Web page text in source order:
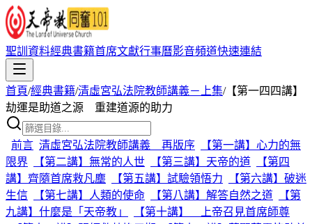
聖訓資料經典書籍首席文獻行事曆影音頻道快速連結
首頁/經典書籍/清虛宮弘法院教師講義－上集/【第一四四講】
劫運是助道之源 重建道源的助力
前言 清虛宮弘法院教師講義 再版序
【第一講】心力的無
限界
【第二講】無常的人世 【第三講】天帝的道
【第四
講】齊隨首席救凡塵
【第五講】試驗領悟力
【第六講】破迷
生信
【第七講】人類的使命 【第八講】解答自然之道
【第
九講】什麼是「天帝教」
【第十講】 上帝召見首席師尊